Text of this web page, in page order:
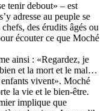
tenir debout» – est
adresse au peuple se
des érudits âgés ou
écouter ce que Moché
ainsi : «Regardez, je
et la mort et le mal…
vivent». Moché
la vie et le bien-être.
implique que